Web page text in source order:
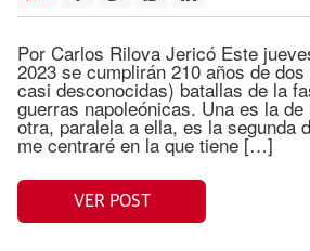
Por Carlos Rilova Jericó Este
2023 se cumplirán 210 años de
casi desconocidas) batallas de la
guerras napoleónicas. Una es la
otra, paralela a ella, es la segunda
me centraré en la que tiene […]
VER POST